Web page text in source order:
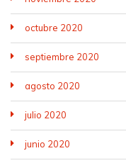
octubre 2020
septiembre 2020
agosto 2020
julio 2020
junio 2020